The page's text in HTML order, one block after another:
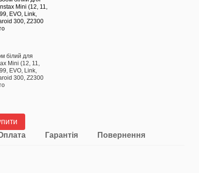
білий для
Mini (12, 11,
EVO, Link,
300, Z2300
Гарантія Повернення